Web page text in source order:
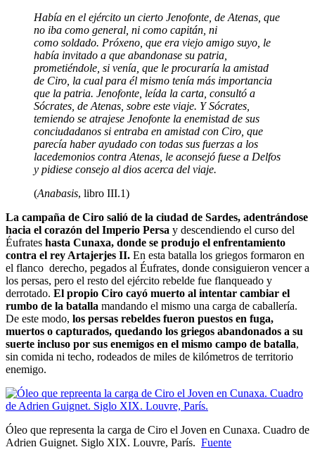
Había en el ejército un cierto Jenofonte, de Atenas, que
no iba como general, ni como capitán, ni
como soldado. Próxeno, que era viejo amigo suyo, le
había invitado a que abandonase su patria,
prometiéndole, si venía, que le procuraría la amistad
de Ciro, la cual para él mismo tenía más importancia
que la patria. Jenofonte, leída la carta, consultó a
Sócrates, de Atenas, sobre este viaje. Y Sócrates,
temiendo se atrajese Jenofonte la enemistad de sus
conciudadanos si entraba en amistad con Ciro, que
parecía haber ayudado con todas sus fuerzas a los
lacedemonios contra Atenas, le aconsejó fuese a Delfos
y pidiese consejo al dios acerca del viaje.
(Anabasis, libro III.1)
La campaña de Ciro salió de la ciudad de Sardes, adentrándose
hacia el corazón del Imperio Persa y descendiendo el curso del
Éufrates hasta Cunaxa, donde se produjo el enfrentamiento
contra el rey Artajerjes II. En esta batalla los griegos formaron en
el flanco derecho, pegados al Éufrates, donde consiguieron vencer a
los persas, pero el resto del ejército rebelde fue flanqueado y
derrotado. El propio Ciro cayó muerto al intentar cambiar el
rumbo de la batalla mandando el mismo una carga de caballería.
De este modo, los persas rebeldes fueron puestos en fuga,
muertos o capturados, quedando los griegos abandonados a su
suerte incluso por sus enemigos en el mismo campo de batalla,
sin comida ni techo, rodeados de miles de kilómetros de territorio
enemigo.
Óleo que representa la carga de Ciro el Joven en Cunaxa. Cuadro de
Adrien Guignet. Siglo XIX. Louvre, París. Fuente